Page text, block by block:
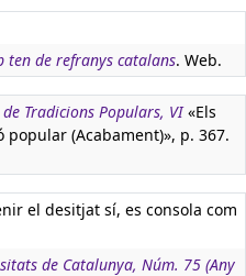
ten de refranys catalans. Web.
Tradicions Populars, VI«Els
(Acabament)», p. 367.
el desitjat sí, es consola com
de Catalunya, Núm. 75 (Any